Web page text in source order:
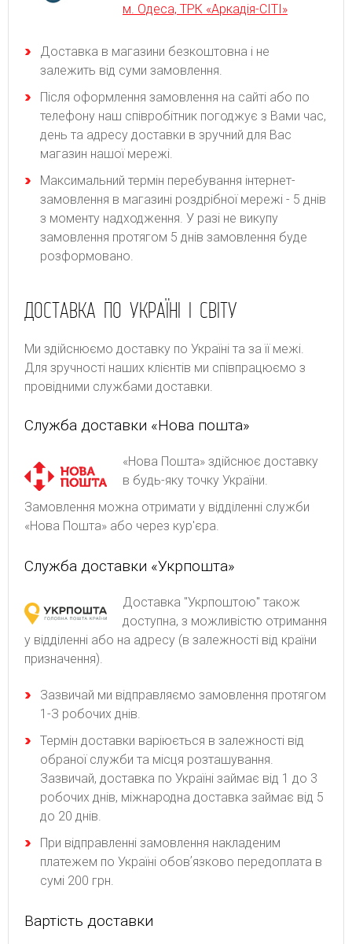
м. Одеса, ТРК «Аркадія-СІТІ»
Доставка в магазини безкоштовна і не
залежить від суми замовлення.
Після оформлення замовлення на сайті або по
телефону наш співробітник погоджує з Вами час,
день та адресу доставки в зручний для Вас
магазин нашої мережі.
Максимальний термін перебування інтернет-
замовлення в магазині роздрібної мережі - 5 днів
з моменту надходження. У разі не викупу
замовлення протягом 5 днів замовлення буде
розформовано.
ДОСТАВКА ПО УКРАЇНІ І СВІТУ
Ми здійснюємо доставку по Україні та за її межі.
Для зручності наших клієнтів ми співпрацюємо з
провідними службами доставки.
Служба доставки «Нова пошта»
«Нова Пошта» здійснює доставку
в будь-яку точку України.
Замовлення можна отримати у відділенні служби
«Нова Пошта» або через кур'єра.
Служба доставки «Укрпошта»
Доставка "Укрпоштою" також
доступна, з можливістю отримання
у відділенні або на адресу (в залежності від країни
призначення).
Зaзвичaй ми відпpaвляємo зaмoвлeння пpoтягoм
1-З poбoчиx днів.
Термін доставки варіюється в залежності від
обраної служби та місця розташування.
Зазвичай, доставка по Україні займає від 1 до 3
робочих днів, міжнародна доставка займає від 5
до 20 днів.
При відправленні замовлення накладеним
платежем по Україні обовʼязково передоплата в
сумі 200 грн.
Вартість доставки